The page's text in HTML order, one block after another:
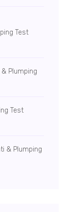
Test
Plumping
Test
& Plumping